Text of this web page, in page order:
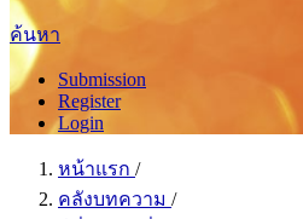
ค้นหา
Submission
Register
Login
หน้าแรก /
คลังบทความ /